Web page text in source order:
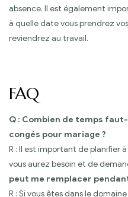
absence. Il est également
à quelle date vous prendrez
reviendrez au travail.
FAQ
Q : Combien de temps
congés pour mariage ?
R : Il est important de planifier
vous aurez besoin et de
peut me remplacer
R : Si vous êtes dans le